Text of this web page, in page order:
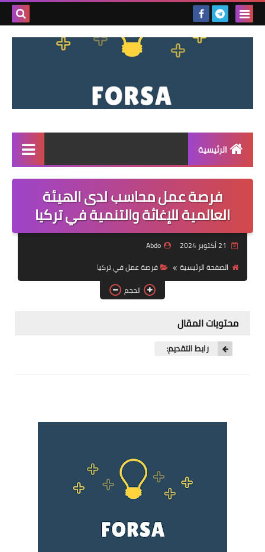
بحث
الرئيسية
القائمة
مناقصات
فرص عمل داخل سوريا
فرص عمل في العراق
فرص عمل في اليمن
فرصة عمل محاسب لدى الهيئة
العالمية للإغاثة والتنمية في تركيا
Abdo
الصفحة الرئيسية
فرصة عمل في تركيا
الحجم
محتويات المقال
رابط التقديم: